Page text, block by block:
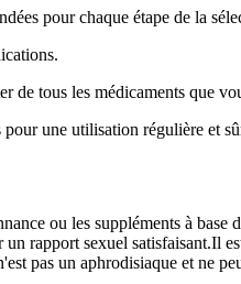
pour chaque étape de la
de tous les médicaments que
une utilisation régulière et
ou les suppléments à
rapport sexuel satisfaisant.Il
pas un aphrodisiaque et ne